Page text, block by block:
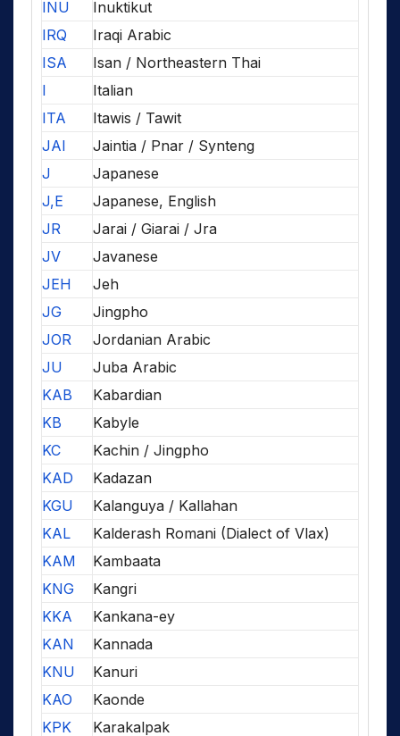
INU
Inuktikut
IRQ
Iraqi Arabic
ISA
Isan / Northeastern Thai
I
Italian
ITA
Itawis / Tawit
JAI
Jaintia / Pnar / Synteng
J
Japanese
J,E
Japanese, English
JR
Jarai / Giarai / Jra
JV
Javanese
JEH
Jeh
JG
Jingpho
JOR
Jordanian Arabic
JU
Juba Arabic
KAB
Kabardian
KB
Kabyle
KC
Kachin / Jingpho
KAD
Kadazan
KGU
Kalanguya / Kallahan
KAL
Kalderash Romani (Dialect of Vlax)
KAM
Kambaata
KNG
Kangri
KKA
Kankana-ey
KAN
Kannada
KNU
Kanuri
KAO
Kaonde
KPK
Karakalpak